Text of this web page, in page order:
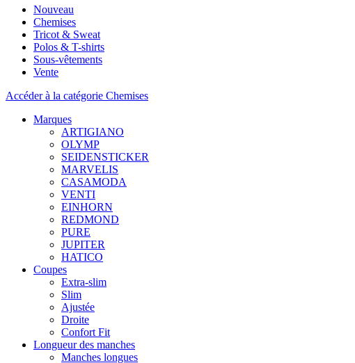
Nouveau
Chemises
Tricot & Sweat
Polos & T-shirts
Sous-vêtements
Vente
Accéder à la catégorie Chemises
Marques
ARTIGIANO
OLYMP
SEIDENSTICKER
MARVELIS
CASAMODA
VENTI
EINHORN
REDMOND
PURE
JUPITER
HATICO
Coupes
Extra-slim
Slim
Ajustée
Droite
Confort Fit
Longueur des manches
Manches longues